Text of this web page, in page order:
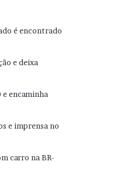
é encontrado
e deixa
encaminha
e imprensa no
carro na BR-